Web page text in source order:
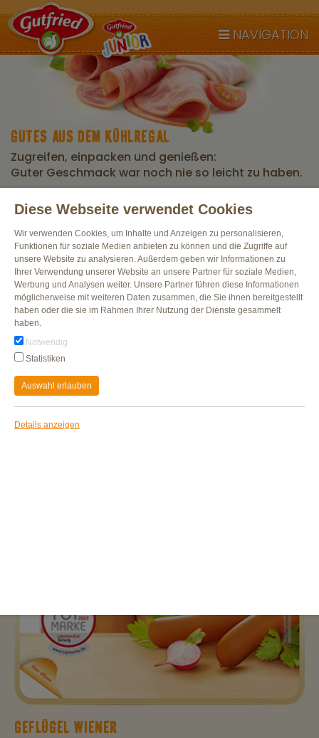
NAVIGATION
GUTES AUS DEM KÜHLREGAL
Zugreifen, einpacken und genießen:
Guter Geschmack war noch nie so leicht zu haben.
GEFLÜGEL WIENER
Diese Webseite verwendet Cookies
Wir verwenden Cookies, um Inhalte und Anzeigen zu personalisieren,
Funktionen für soziale Medien anbieten zu können und die Zugriffe auf
unsere Website zu analysieren. Außerdem geben wir Informationen zu
Ihrer Verwendung unserer Website an unsere Partner für soziale Medien,
Werbung und Analysen weiter. Unsere Partner führen diese Informationen
möglicherweise mit weiteren Daten zusammen, die Sie ihnen bereitgestellt
haben oder die sie im Rahmen Ihrer Nutzung der Dienste gesammelt
haben.
Notwendig
Statistiken
Auswahl erlauben
Details anzeigen